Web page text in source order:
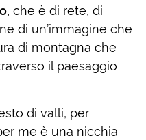
che è di rete, di
di un’immagine che
di montagna che
il paesaggio
di valli, per
me è una nicchia